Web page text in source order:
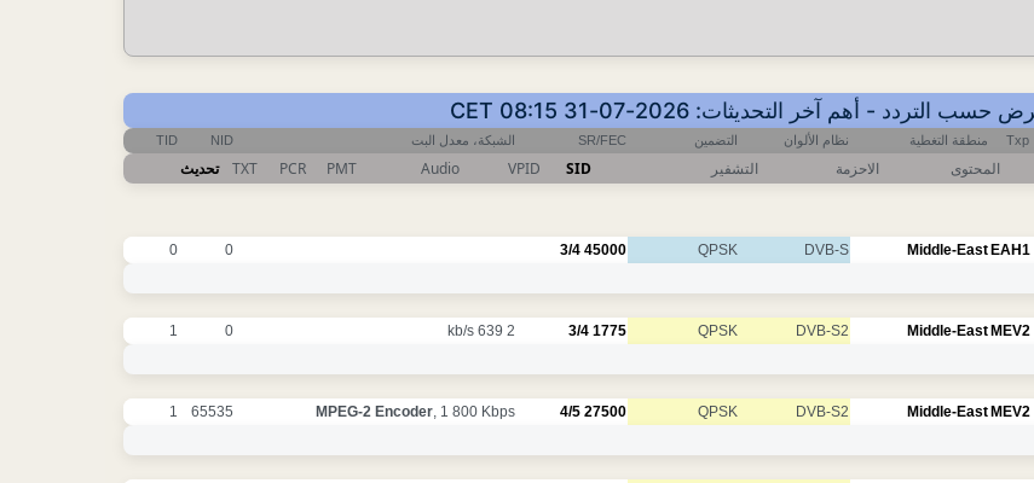
Txp منطقة التغطية نظام الألوان التضمين SR/FEC الشبكة، معدل البت NID
TID
المحتوى الاحزمة التشفير SID
VPID
Audio
PMT
PCR
TXT تحديث
EAH1
Middle-East
DVB-S
QPSK
45000
3/4
0
0
MEV2
Middle-East
DVB-S2
QPSK
1775
3/4
2 639 kb/s
0
1
MEV2
Middle-East
DVB-S2
QPSK
27500
4/5
MPEG-2 Encoder, 1 800 Kbps
65535
1